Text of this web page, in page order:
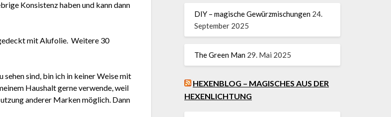
Konsistenz haben und kann dann
mit Alufolie. Weitere 30
sind, bin ich in keiner Weise mit
Haushalt gerne verwende, weil
anderer Marken möglich. Dann
DIY – magische Gewürzmischungen 24.
September 2025
The Green Man 29. Mai 2025
HEXENBLOG – MAGISCHES AUS DER
HEXENLICHTUNG